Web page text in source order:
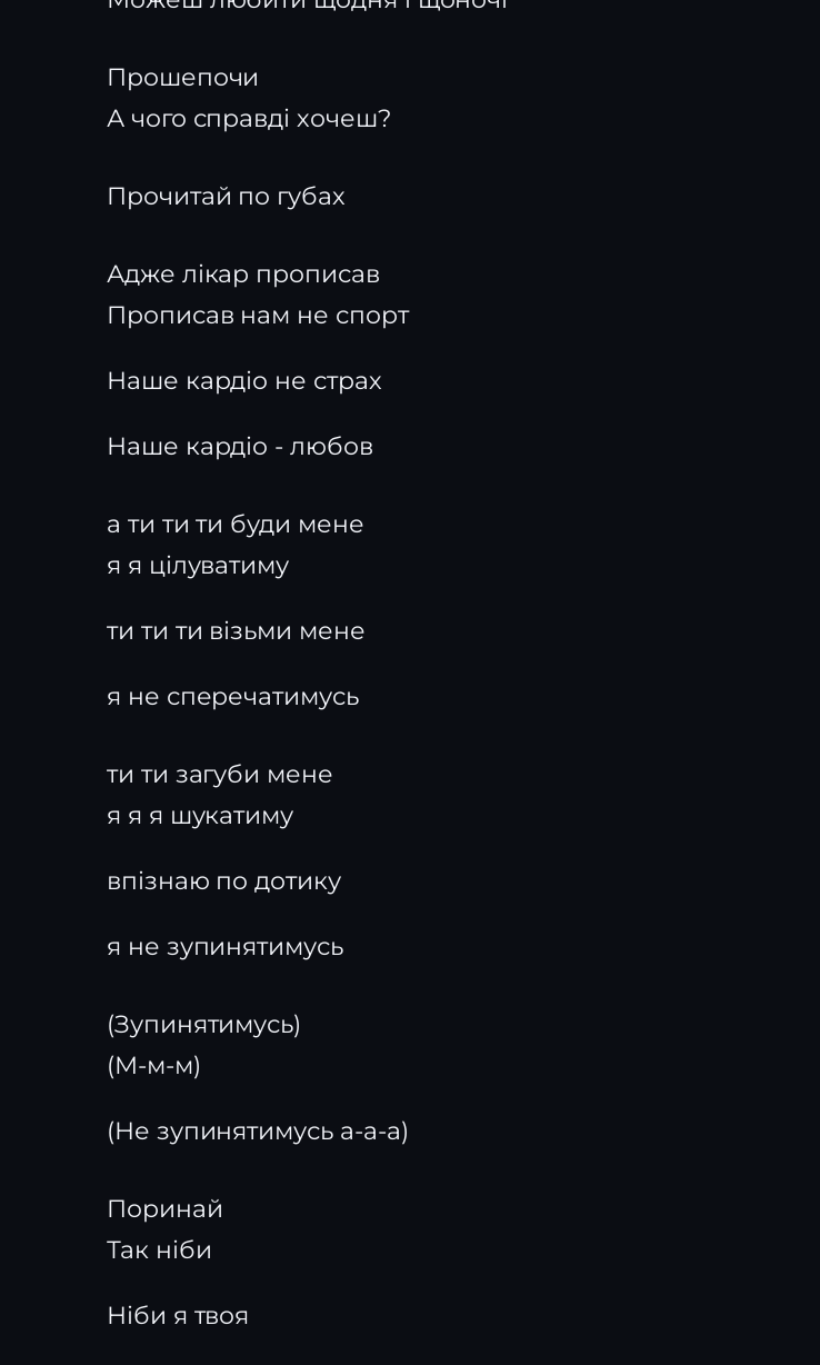
Прошепочи
А чого справді хочеш?
Прочитай по губах
Адже лікар прописав
Прописав нам не спорт
Наше кардіо не страх
Наше кардіо - любов
а ти ти ти буди мене
я я цілуватиму
ти ти ти візьми мене
я не сперечатимусь
ти ти загуби мене
я я я шукатиму
впізнаю по дотику
я не зупинятимусь
(Зупинятимусь)
(М-м-м)
(Не зупинятимусь а-а-а)
Поринай
Так ніби
Ніби я твоя